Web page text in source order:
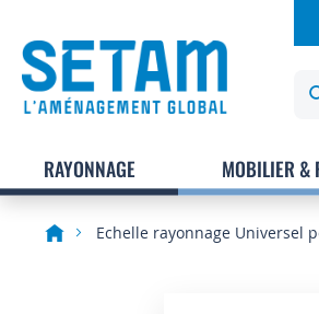
RAYONNAGE MOBILIER &
Echelle rayonnage Universel